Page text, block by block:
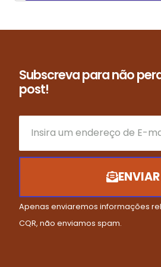
Subscreva para não
post!
ENVIAR
Apenas enviaremos informações
CQR, não enviamos spam.